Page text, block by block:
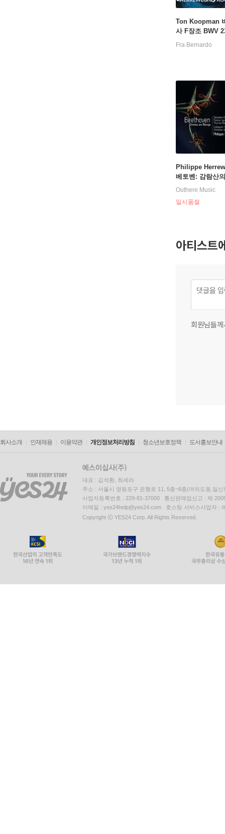
Ton Koopman
사 F장조 BWV
타 214번 '북을
Fra Bernardo
Philippe
베토벤: 감람산
도 - 필립 헤레베
berge)
Outhere Music
일시품절
아티스트
회원님들
회사소개 인재채용 이용약관 개인정보처리방침 청소년보호정책 도서홍보안내
대표 : 김석환, 최세라
주소 : 서울시 영등포구 은행로 11, 5층~6층(여의도동,일신
사업자등록번호 : 229-81-37000 통신판매업신고 : 제
이메일 : yes24help@yes24.com 호스팅 서비스사업자 :
Copyright ⓒ YES24 Corp. All Rights Reserved.